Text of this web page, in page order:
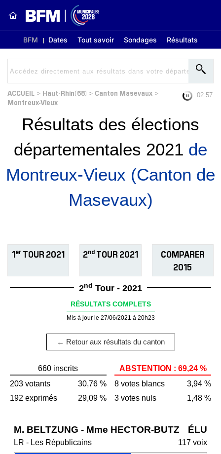
BFM Dates Tout savoir Sondages Résultats
ACCUEIL > Haut-Rhin(68) > Canton Masevaux >
Montreux-Vieux
02:56
Résultats des élections
départementales 2021 de
Montreux-Vieux (Canton de
Masevaux)
1er TOUR 2021 2ndTOUR 2021
COMPARER
2015
2nd Tour - 2021
RÉSULTATS COMPLETS
Mis à jour le 27/06/2021 à 20h23
← Retour aux résultats du canton
660 inscrits
203 votants
30,76 %
192 exprimés
29,09 %
ABSTENTION : 69,24 %
8 votes blancs
3,94 %
3 votes nuls
1,48 %
M. BELTZUNG - Mme HECTOR-BUTZ ÉLU
LR - Les Républicains 117 voix